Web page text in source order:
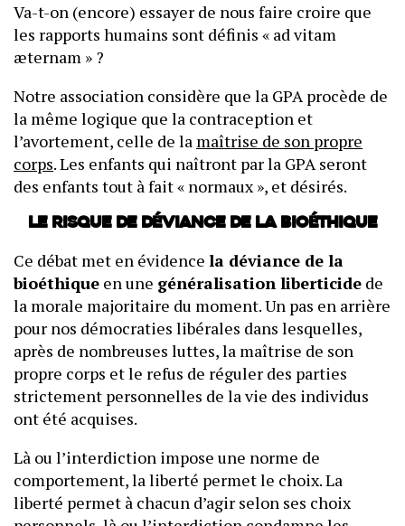
Va-t-on (encore) essayer de nous faire croire que
les rapports humains sont définis « ad vitam
æternam » ?
Notre association considère que la GPA procède de
la même logique que la contraception et
l’avortement, celle de la maîtrise de son propre
corps. Les enfants qui naîtront par la GPA seront
des enfants tout à fait « normaux », et désirés.
Le risque de déviance de la bioéthique
Ce débat met en évidence la déviance de la
bioéthique en une généralisation liberticide de
la morale majoritaire du moment. Un pas en arrière
pour nos démocraties libérales dans lesquelles,
après de nombreuses luttes, la maîtrise de son
propre corps et le refus de réguler des parties
strictement personnelles de la vie des individus
ont été acquises.
Là ou l’interdiction impose une norme de
comportement, la liberté permet le choix. La
liberté permet à chacun d’agir selon ses choix